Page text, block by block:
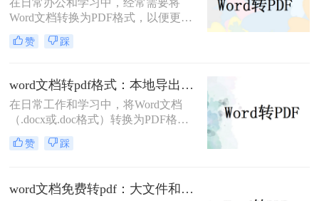
在日常办公和学习中，经常需要将
Word文档转换为PDF格式，以便更好
地分享、打印或存档。那么word怎么
转换成pdf免费呢？本文将介绍三种免
赞 踩
word文档转pdf格式：本地导出和在线工具怎么选！
在日常工作和学习中，将Word文档
（.docx或.doc格式）转换为PDF格式
是一项常见的需求。PDF文件因其跨
平台兼容性、保持文档格式不变以及
本文将详细介绍两种将Word文档转换
赞 踩
word文档免费转pdf：大文件和小文件别用同一个方法！